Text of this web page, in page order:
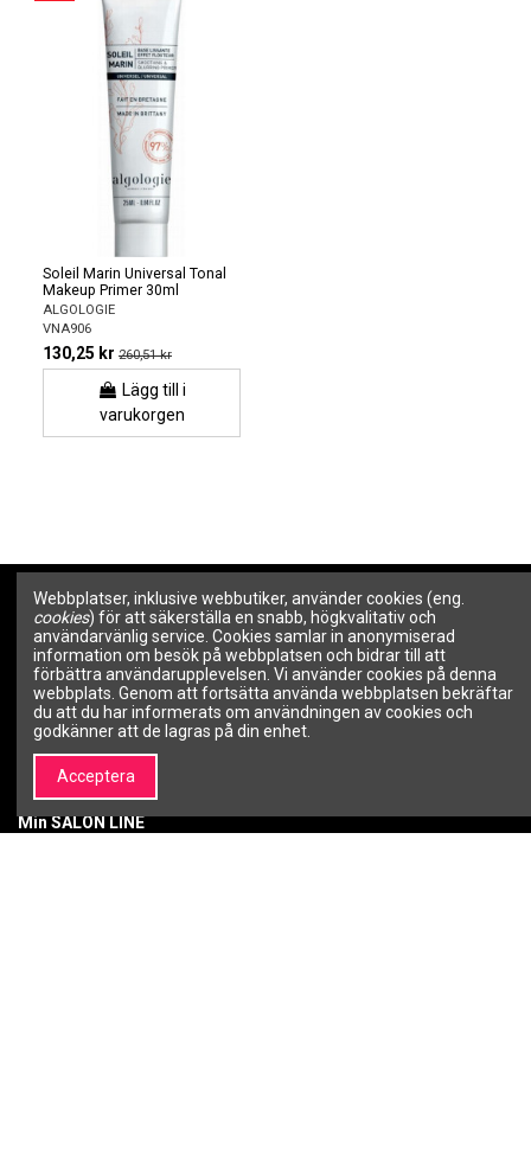
Soleil Marin Universal Tonal
Makeup Primer 30ml
ALGOLOGIE
VNA906
130,25 kr 260,51 kr
Lägg till i
varukorgen
Om SALON LINE
Om SALON LINE
Varumärken | Professionell
kosmetik och
skönhetsvarumärken –
SALON LINE
Kontakta oss
Information
Allmänna villkor
Integritetspolicy
Betalningsmetoder
Leveranssätt
Min SALON LINE
Webbplatser, inklusive webbutiker, använder cookies (eng.
cookies) för att säkerställa en snabb, högkvalitativ och
användarvänlig service. Cookies samlar in anonymiserad
information om besök på webbplatsen och bidrar till att
förbättra användarupplevelsen. Vi använder cookies på denna
webbplats. Genom att fortsätta använda webbplatsen bekräftar
du att du har informerats om användningen av cookies och
godkänner att de lagras på din enhet.
Acceptera